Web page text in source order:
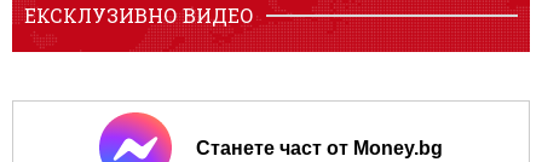
ЕКСКЛУЗИВНО ВИДЕО
Станете част от Money.bg